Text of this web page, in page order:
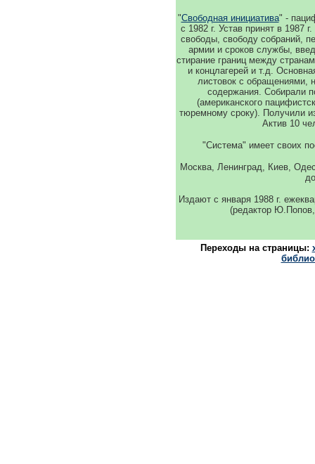
"Свободная инициатива" -
с 1982 г. Устав принят в 1987
свободы, свободу собраний,
армии и сроков службы,
стирание границ между
и концлагерей и т.д.
листовок с обращениями,
содержания. Собирали
(американского
тюремному сроку). Получили
Актив 10
"Система" имеет своих
Москва, Ленинград, Киев,
Издают с января 1988 г.
(редактор
Переходы на страницы: